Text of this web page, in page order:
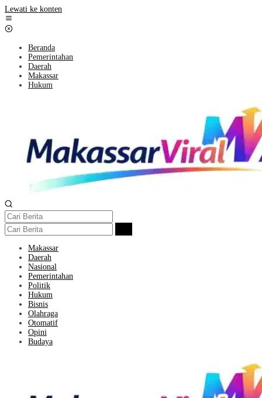
Lewati ke konten
Beranda
Pemerintahan
Daerah
Makassar
Hukum
Makassar
Daerah
Nasional
Pemerintahan
Politik
Hukum
Bisnis
Olahraga
Otomatif
Opini
Budaya